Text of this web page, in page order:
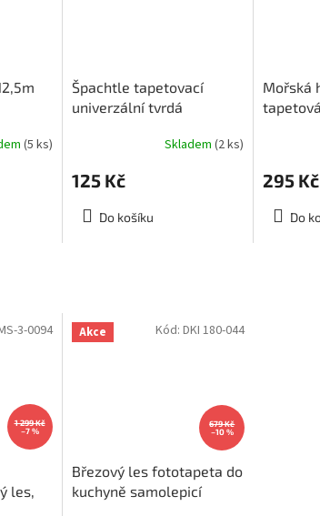
(5 ks)
Špachtle tapetovací
univerzální tvrdá
Skladem(2 ks)
125 Kč
Do košíku
Mořská
295 Kč
Do
1 299 Kč
–7 %
les,
3-0094 Akce
679 Kč
–10 %
Březový les fototapeta do
kuchyně samolepicí
Kód:DKI 180-044